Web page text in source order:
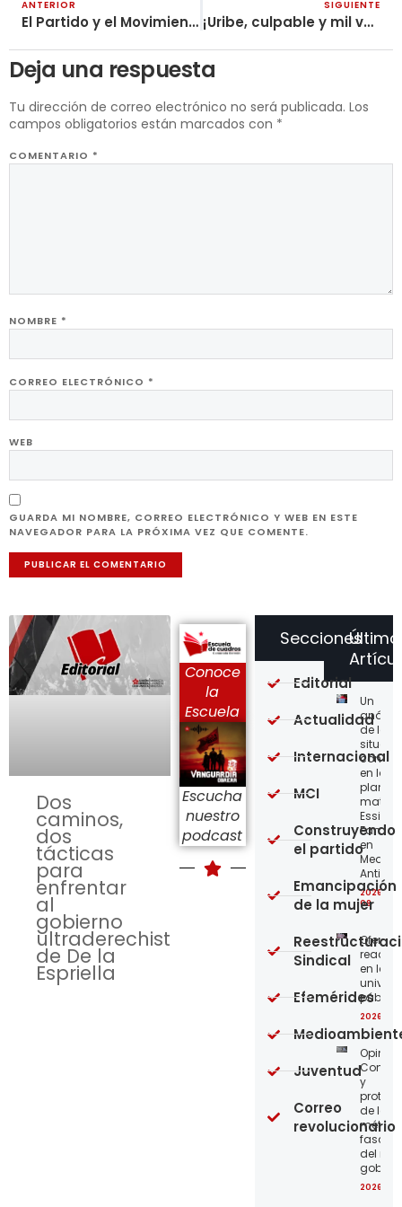
ANTERIOR
El Partido y el Movimiento Campesino
SIGUIENTE
¡Uribe, culpable y mil veces culpable!
Deja una respuesta
Tu dirección de correo electrónico no será publicada. Los
campos obligatorios están marcados con *
COMENTARIO *
NOMBRE *
CORREO ELECTRÓNICO *
WEB
GUARDA MI NOMBRE, CORREO ELECTRÓNICO Y WEB EN ESTE
NAVEGADOR PARA LA PRÓXIMA VEZ QUE COMENTE.
Dos
caminos,
dos
tácticas
para
enfrentar
al
gobierno
ultraderechista
de De la
Espriella
Conoce
la
Escuela
Escucha
nuestro
podcast
Un
de la
en la
planta
matriz
Essity-
Familia
en
2026-
08
en las
2026-
y
de los
del
2026-
Secciones
Editorial
Actualidad
Internacional
MCI
Construyendo
el partido
Emancipación
de la mujer
Sindical
Efemérides
Juventud
Correo
revolucionario